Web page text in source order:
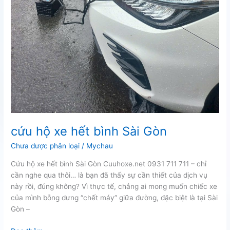
cứu hộ xe hết bình Sài Gòn
Chưa được phân loại / Mychau
Cứu hộ xe hết bình Sài Gòn Cuuhoxe.net 0931 711 711 – chỉ
cần nghe qua thôi… là bạn đã thấy sự cần thiết của dịch vụ
này rồi, đúng không? Vì thực tế, chẳng ai mong muốn chiếc xe
của mình bỗng dưng “chết máy” giữa đường, đặc biệt là tại Sài
Gòn –